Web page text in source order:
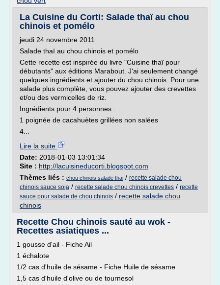
La Cuisine du Corti: Salade thaï au chou
chinois et pomélo
jeudi 24 novembre 2011
Salade thaï au chou chinois et pomélo
Cette recette est inspirée du livre "Cuisine thaï pour
débutants" aux éditions Marabout. J'ai seulement changé
quelques ingrédients et ajouter du chou chinois. Pour une
salade plus complète, vous pouvez ajouter des crevettes
et/ou des vermicelles de riz.
Ingrédients pour 4 personnes :
1 poignée de cacahuètes grillées non salées
4...
Lire la suite
Date: 2018-01-03 13:01:34
Site : http://lacuisineducorti.blogspot.com
Thèmes liés : chou chinois salade thai / recette salade chou
chinois sauce soja / recette salade chou chinois crevettes / recette
sauce pour salade de chou chinois / recette salade chou
chinois
Recette Chou chinois sauté au wok -
Recettes asiatiques ...
1 gousse d'ail - Fiche Ail
1 échalote
1/2 cas d'huile de sésame - Fiche Huile de sésame
1,5 cas d'huile d'olive ou de tournesol